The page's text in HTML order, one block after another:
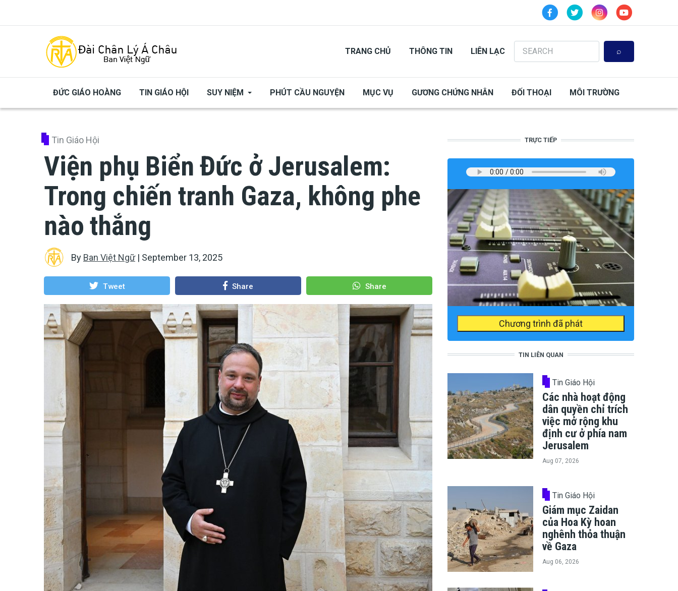
TRANG CHỦ THÔNG TIN LIÊN LẠC
Search
ĐỨC GIÁO HOÀNG TIN GIÁO HỘI SUY NIỆM PHÚT CẦU NGUYỆN MỤC VỤ GƯƠNG CHỨNG NHÂN ĐỐI THOẠI MÔI TRƯỜNG
Tin Giáo Hội
Viện phụ Biển Đức ở Jerusalem:
Trong chiến tranh Gaza, không phe
nào thắng
By Ban Việt Ngữ| September 13, 2025
Tweet Share Share
TRỰC TIẾP
Chương trình đã phát
TIN LIÊN QUAN
Tin Giáo Hội
Các nhà hoạt động
dân quyền chỉ trích
việc mở rộng khu
định cư ở phía nam
Jerusalem
Aug 07, 2026
Tin Giáo Hội
Giám mục Zaidan
của Hoa Kỳ hoan
nghênh thỏa thuận
về Gaza
Aug 06, 2026